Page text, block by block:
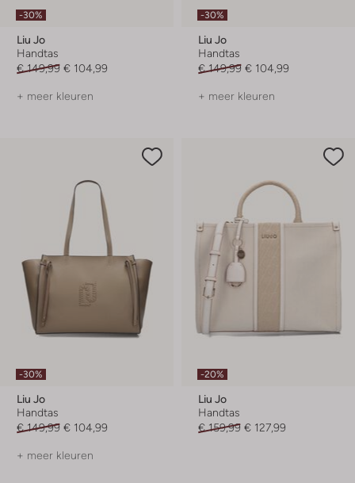
-30%
Liu Jo
Handtas
€ 149,99 € 104,99
+ meer kleuren
-30%
Liu Jo
Handtas
€ 149,99 € 104,99
+ meer kleuren
-30%
Liu Jo
Handtas
€ 149,99 € 104,99
+ meer kleuren
-20%
Liu Jo
Handtas
€ 159,99 € 127,99